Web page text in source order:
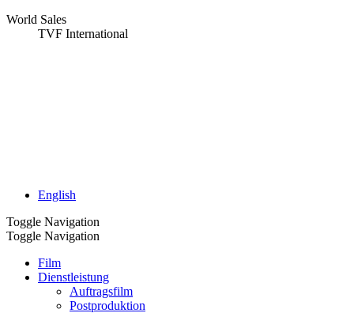
World Sales
TVF International
English
Toggle Navigation
Toggle Navigation
Film
Dienstleistung
Auftragsfilm
Postproduktion